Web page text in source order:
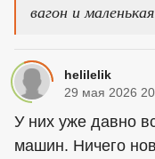
вагон и
helilelik
29 мая 2026
У них уже давно
машин. Ничего